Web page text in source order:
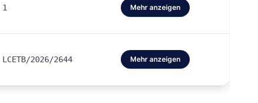
1 Mehr anzeigen
LCETB/2026/2644 Mehr anzeigen